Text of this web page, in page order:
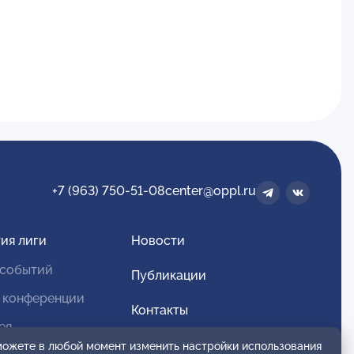
+7 (963) 750-51-08center@oppl.ru
лиги
Новости
Публикации
Контакты
Для спонсоров и партнеров
в любой момент изменить настройки использования